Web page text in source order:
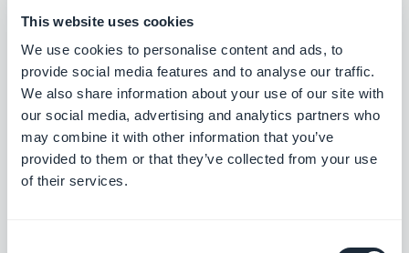
This website uses cookies
We use cookies to personalise content and ads, to
provide social media features and to analyse our traffic.
We also share information about your use of our site with
our social media, advertising and analytics partners who
may combine it with other information that you’ve
provided to them or that they’ve collected from your use
of their services.
Con l'abbonamento rivenditore "contenuto +
eCommerce", app di gestione di contenuto E app
di eCommerce.
Qui trovi tutti idettaglidei piani rivenditore.